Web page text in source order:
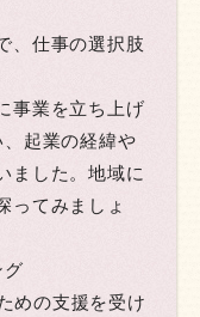
、仕事の選択肢
事業を立ち上げ
起業の経緯や
ました。地域に
ってみましょ
グ
めの支援を受け